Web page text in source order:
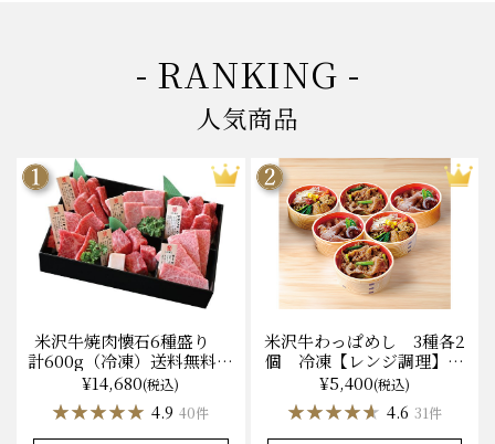
- RANKING -
人気商品
米沢牛焼肉懐石6種盛り
計600g（冷凍）送料無料
化粧箱入
¥14,680(税込)
★★★★★
★★★★★ 4.9 40件
米沢牛わっぱめし 3種各2
個 冷凍【レンジ調理】化
粧箱入
¥5,400(税込)
★★★★★
★★★★★ 4.6 31件